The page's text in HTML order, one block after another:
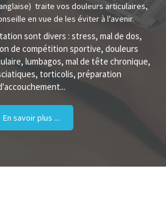
traite vos douleurs articulaires,
en vue de les éviter à l'avenir.
sont divers : stress, mal de dos,
de compétition sportive, douleurs
lumbagos, mal de tête chronique,
torticolis, préparation
En savoir plus ...